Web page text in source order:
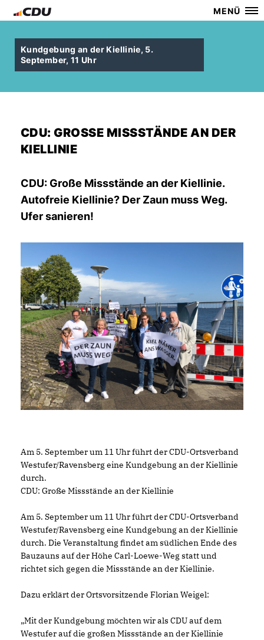
MENÜ
Kundgebung an der Kiellinie, 5.
September, 11 Uhr
CDU: GROSSE MISSSTÄNDE AN DER K
IELLINIE
CDU: Große Missstände an der Kiellinie.
Autofreie Kiellinie? Der Zaun muss Weg.
Ufer sanieren!
Am 5. September um 11 Uhr führt der CDU-Ortsverband
Westufer/Ravensberg eine Kundgebung an der Kiellinie
durch.
CDU: Große Missstände an der Kiellinie
Am 5. September um 11 Uhr führt der CDU-Ortsverband
Westufer/Ravensberg eine Kundgebung an der Kiellinie
durch. Die Veranstaltung findet am südlichen Ende des
Bauzauns auf der Höhe Carl-Loewe-Weg statt und
richtet sich gegen die Missstände an der Kiellinie.
Dazu erklärt der Ortsvorsitzende Florian Weigel:
Mit der Kundgebung möchten wir als CDU auf dem
Westufer auf die großen Missstände an der Kiellinie